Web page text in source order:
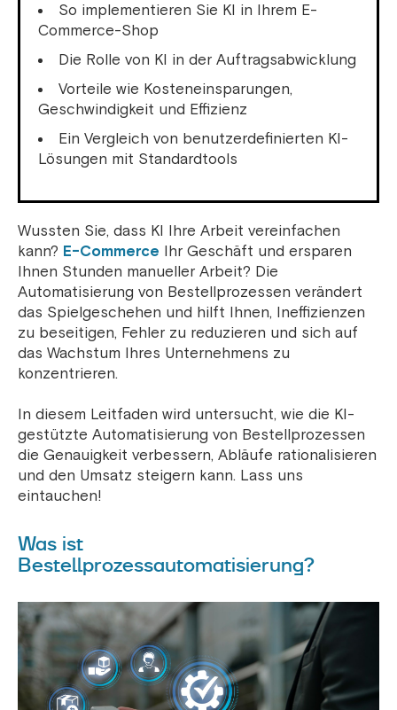
So implementieren Sie KI in Ihrem E-
Commerce-Shop
Die Rolle von KI in der Auftragsabwicklung
Vorteile wie Kosteneinsparungen,
Geschwindigkeit und Effizienz
Ein Vergleich von benutzerdefinierten KI-
Lösungen mit Standardtools
Wussten Sie, dass KI Ihre Arbeit vereinfachen
kann? E-Commerce Ihr Geschäft und ersparen
Ihnen Stunden manueller Arbeit? Die
Automatisierung von Bestellprozessen verändert
das Spielgeschehen und hilft Ihnen, Ineffizienzen
zu beseitigen, Fehler zu reduzieren und sich auf
das Wachstum Ihres Unternehmens zu
konzentrieren.
In diesem Leitfaden wird untersucht, wie die KI-
gestützte Automatisierung von Bestellprozessen
die Genauigkeit verbessern, Abläufe rationalisieren
und den Umsatz steigern kann. Lass uns
eintauchen!
Was ist
Bestellprozessautomatisierung?